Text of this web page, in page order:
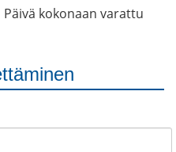
Päivä kokonaan varattu